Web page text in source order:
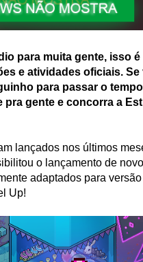
para muita gente, isso é
e atividades oficiais. Se
para passar o
gente e concorra a
lançados nos últimos
o lançamento de
adaptados para
Up!